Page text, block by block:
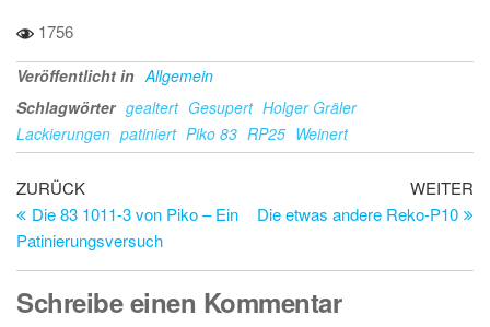
1756
Veröffentlicht in Allgemein
Schlagwörter gealtert Gesupert Holger Gräler
Lackierungen patiniert Piko 83 RP25 Weinert
Beitragsnavigation
Vorheriger
Beitrag
ZURÜCK
Die 83 1011-3 von Piko – Ein
Patinierungsversuch
WEITER
Die etwas andere Reko-P10
Schreibe einen Kommentar